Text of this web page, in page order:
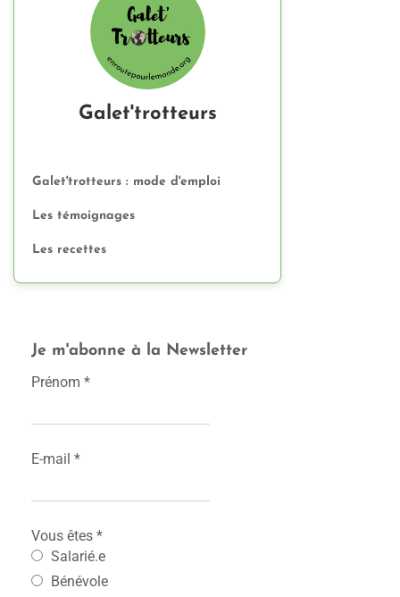
Galet'trotteurs
Galet'trotteurs : mode d'emploi
Les témoignages
Les recettes
Je m'abonne à la Newsletter
Prénom *
E-mail *
Vous êtes *
Salarié.e
Bénévole